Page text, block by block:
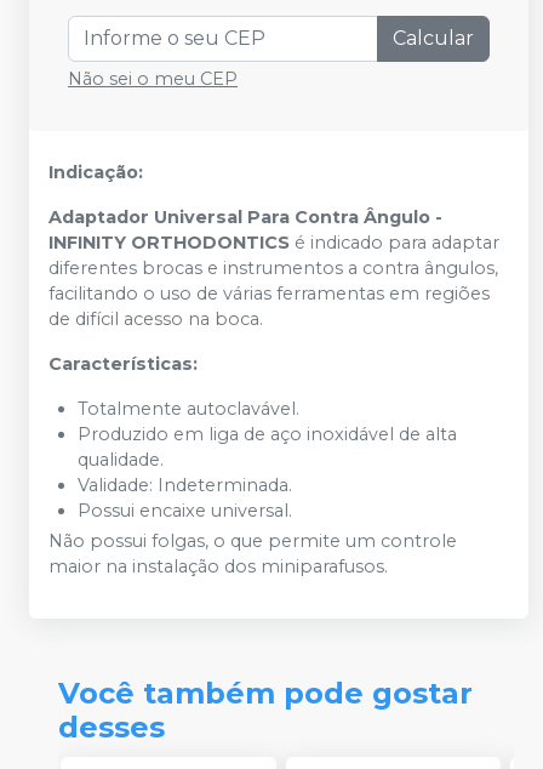
Calcular
Não sei o meu CEP
Indicação:
Adaptador Universal Para Contra Ângulo -
INFINITY ORTHODONTICS é indicado para adaptar
diferentes brocas e instrumentos a contra ângulos,
facilitando o uso de várias ferramentas em regiões
de difícil acesso na boca.
Características:
Totalmente autoclavável.
Produzido em liga de aço inoxidável de alta
qualidade.
Validade: Indeterminada.
Possui encaixe universal.
Não possui folgas, o que permite um controle
maior na instalação dos miniparafusos.
Você também pode gostar
desses